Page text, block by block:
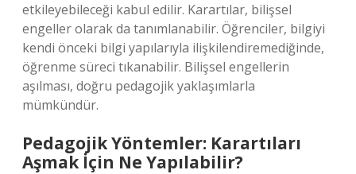
etkileyebileceği kabul edilir. Karartılar, bilişsel
engeller olarak da tanımlanabilir. Öğrenciler, bilgiyi
kendi önceki bilgi yapılarıyla ilişkilendiremediğinde,
öğrenme süreci tıkanabilir. Bilişsel engellerin
aşılması, doğru pedagojik yaklaşımlarla
mümkündür.
Pedagojik Yöntemler: Karartıları
Aşmak İçin Ne Yapılabilir?